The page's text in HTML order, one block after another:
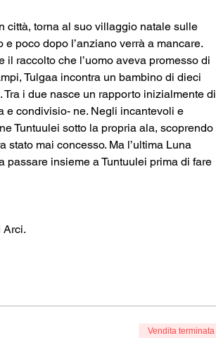
città, torna al suo villaggio natale sulle
poco dopo l’anziano verrà a mancare.
raccolto che l’uomo aveva promesso di
Tulgaa incontra un bambino di dieci
i due nasce un rapporto inizialmente di
e condivisio- ne. Negli incantevoli e
Tuntuulei sotto la propria ala, scoprendo
stato mai concesso. Ma l’ultima Luna
passare insieme a Tuntuulei prima di fare
Arci.
Vendita terminata